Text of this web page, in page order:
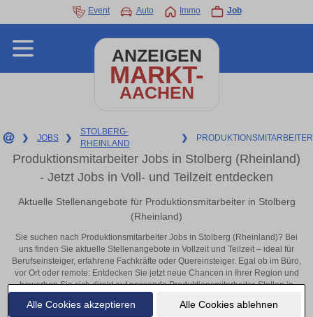
Alle Cookies akzeptieren Alle Cookies ablehnen
Event Auto Immo Job
ANZEIGEN
MARKT-
AACHEN
❯ JOBS ❯
STOLBERG-
RHEINLAND
❯ PRODUKTIONSMITARBEITER
Produktionsmitarbeiter Jobs in Stolberg (Rheinland)
- Jetzt Jobs in Voll- und Teilzeit entdecken
Aktuelle Stellenangebote für Produktionsmitarbeiter in Stolberg
(Rheinland)
Sie suchen nach Produktionsmitarbeiter Jobs in Stolberg (Rheinland)? Bei
uns finden Sie aktuelle Stellenangebote in Vollzeit und Teilzeit – ideal für
Berufseinsteiger, erfahrene Fachkräfte oder Quereinsteiger. Egal ob im Büro,
vor Ort oder remote: Entdecken Sie jetzt neue Chancen in Ihrer Region und
bewerben Sie sich direkt auf passende Produktionsmitarbeiter-Stellen in
Stolberg (Rheinland)!